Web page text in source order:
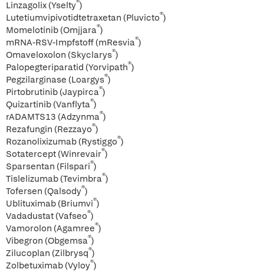
Linzagolix (Yselty®)
Lutetiumvipivotidtetraxetan (Pluvicto®)
Momelotinib (Omjjara®)
mRNA-RSV-Impfstoff (mResvia®)
Omaveloxolon (Skyclarys®)
Palopegteriparatid (Yorvipath®)
Pegzilarginase (Loargys®)
Pirtobrutinib (Jaypirca®)
Quizartinib (Vanflyta®)
rADAMTS13 (Adzynma®)
Rezafungin (Rezzayo®)
Rozanolixizumab (Rystiggo®)
Sotatercept (Winrevair®)
Sparsentan (Filspari®)
Tislelizumab (Tevimbra®)
Tofersen (Qalsody®)
Ublituximab (Briumvi®)
Vadadustat (Vafseo®)
Vamorolon (Agamree®)
Vibegron (Obgemsa®)
Zilucoplan (Zilbrysq®)
Zolbetuximab (Vyloy®)